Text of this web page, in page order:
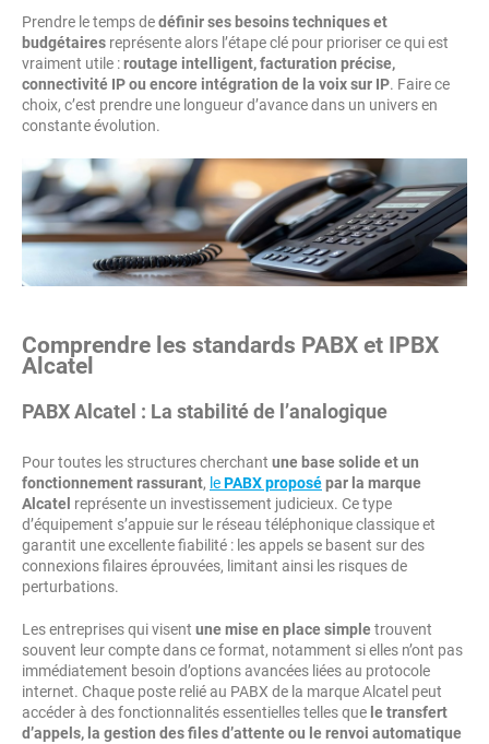
Prendre le temps dedéfinir ses besoins techniques et
budgétaires représente alors l’étape clé pour prioriser ce qui est
vraiment utile :routage intelligent, facturation précise,
connectivité IP ou encore intégration de la voix sur IP. Faire ce
choix, c’est prendre une longueur d’avance dans un univers en
constante évolution.
Comprendre les standards PABX et IPBX
Alcatel
PABX Alcatel : La stabilité de l’analogique
Pour toutes les structures cherchant une base solide et un
fonctionnement rassurant, lePABX proposépar la marque
Alcatel représente un investissement judicieux. Ce type
d’équipement s’appuie sur le réseau téléphonique classique et
garantit une excellente fiabilité : les appels se basent sur des
connexions filaires éprouvées, limitant ainsi les risques de
perturbations.
Les entreprises qui visent une mise en place simpletrouvent
souvent leur compte dans ce format, notamment si elles n’ont pas
immédiatement besoin d’options avancées liées au protocole
internet. Chaque poste relié au PABX de la marque Alcatel peut
accéder à des fonctionnalités essentielles telles que le transfert
d’appels, la gestion des files d’attente ou le renvoi automatique